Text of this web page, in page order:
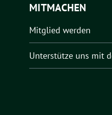
MITMACHEN
Mitglied werden
Unterstütze uns mit